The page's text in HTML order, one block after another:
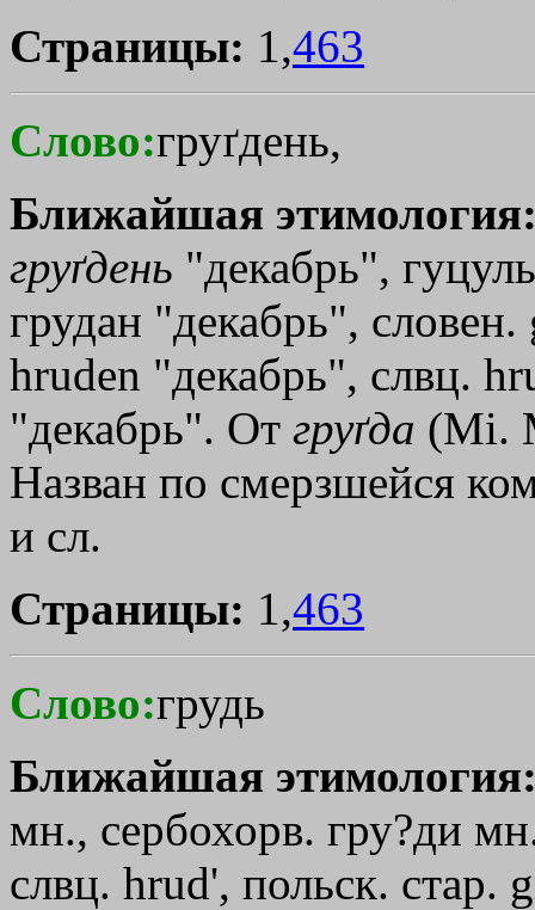
Страницы: 1,463
Слово:груґдень,
Ближайшая
груґдень "декабрь",
грудан "декабрь",
hruden "декабрь", слвц.
"декабрь". От груґда (Mi.
Назван по смерзшейся
и сл.
Страницы: 1,463
Слово:грудь
Ближайшая
мн., сербохорв. гру?ди
слвц. hrud', польск. стар.